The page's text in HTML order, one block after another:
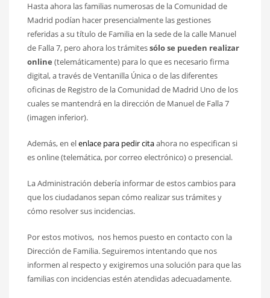
Hasta ahora las familias numerosas de la Comunidad de
Madrid podían hacer presencialmente las gestiones
referidas a su título de Familia en la sede de la calle Manuel
de Falla 7, pero ahora los trámitessólo se pueden realizar
online (telemáticamente) para lo que es necesario firma
digital, a través de Ventanilla Única o de las diferentes
oficinas de Registro de la Comunidad de Madrid Uno de los
cuales se mantendrá en la dirección de Manuel de Falla 7
(imagen inferior).
Además, en elenlace para pedir citaahora no especifican si
es online (telemática, por correo electrónico) o presencial.
La Administración debería informar de estos cambios para
que los ciudadanos sepan cómo realizar sus trámites y
cómo resolver sus incidencias.
Por estos motivos, nos hemos puesto en contacto con la
Dirección de Familia. Seguiremos intentando que nos
informen al respecto y exigiremos una solución para que las
familias con incidencias estén atendidas adecuadamente.